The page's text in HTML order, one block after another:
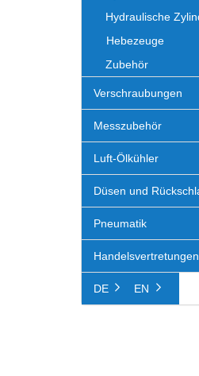
Hydraulische
Hebezeuge
Zubehör
Verschraubungen
Messzubehör
Luft-Ölkühler
Düsen und
Pneumatik
Handelsvertretungen
DE EN